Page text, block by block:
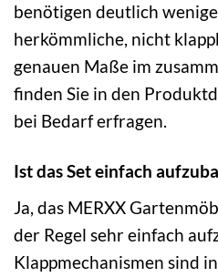
benötigen deutlich
herkömmliche, nicht
genauen Maße im
finden Sie in den
bei Bedarf erfragen.
Ist das Set einfach
Ja, das MERXX
der Regel sehr einfach
Klappmechanismen sind